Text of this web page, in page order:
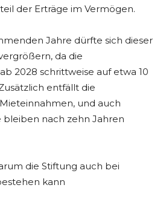
der Erträge im Vermögen.
Jahre dürfte sich dieser
da die
2028 schrittweise auf etwa 10
entfällt die
und auch
nach zehn Jahren
die Stiftung auch bei
kann